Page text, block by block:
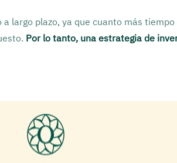
largo plazo, ya que cuanto más
Por lo tanto, una estrategia de